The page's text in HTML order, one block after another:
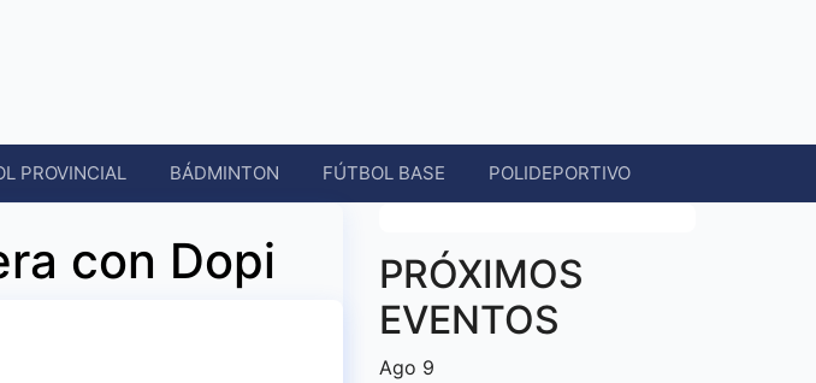
PROVINCIAL BÁDMINTON FÚTBOL BASE POLIDEPORTIVO
con Dopi
PRÓXIMOS
EVENTOS
Ago 9